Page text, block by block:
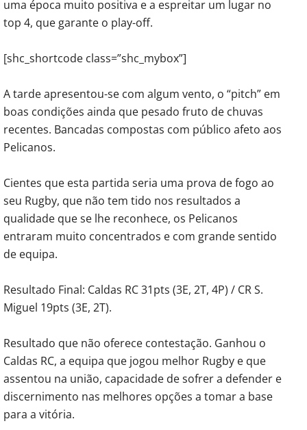
uma época muito positiva e a espreitar um lugar no
top 4, que garante o play-off.
[shc_shortcode class=”shc_mybox”]
A tarde apresentou-se com algum vento, o “pitch” em
boas condições ainda que pesado fruto de chuvas
recentes. Bancadas compostas com público afeto aos
Pelicanos.
Cientes que esta partida seria uma prova de fogo ao
seu Rugby, que não tem tido nos resultados a
qualidade que se lhe reconhece, os Pelicanos
entraram muito concentrados e com grande sentido
de equipa.
Resultado Final: Caldas RC 31pts (3E, 2T, 4P) / CR S.
Miguel 19pts (3E, 2T).
Resultado que não oferece contestação. Ganhou o
Caldas RC, a equipa que jogou melhor Rugby e que
assentou na união, capacidade de sofrer a defender e
discernimento nas melhores opções a tomar a base
para a vitória.